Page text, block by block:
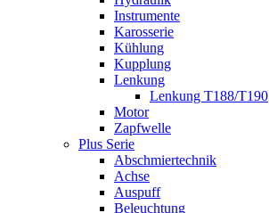
Instrumente
Karosserie
Kühlung
Kupplung
Lenkung
Lenkung T188/T190
Motor
Zapfwelle
Plus Serie
Abschmiertechnik
Achse
Auspuff
Beleuchtung